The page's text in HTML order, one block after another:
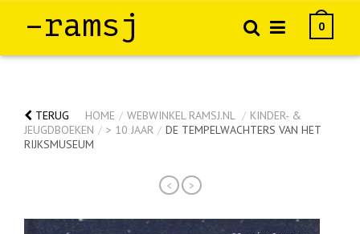
–ramsj 0
TERUG HOME / WEBWINKEL RAMSJ.NL / KINDER- &
JEUGDBOEKEN / > 10 JAAR / DE TEMPELWACHTERS VAN HET
RIJKSMUSEUM
< >